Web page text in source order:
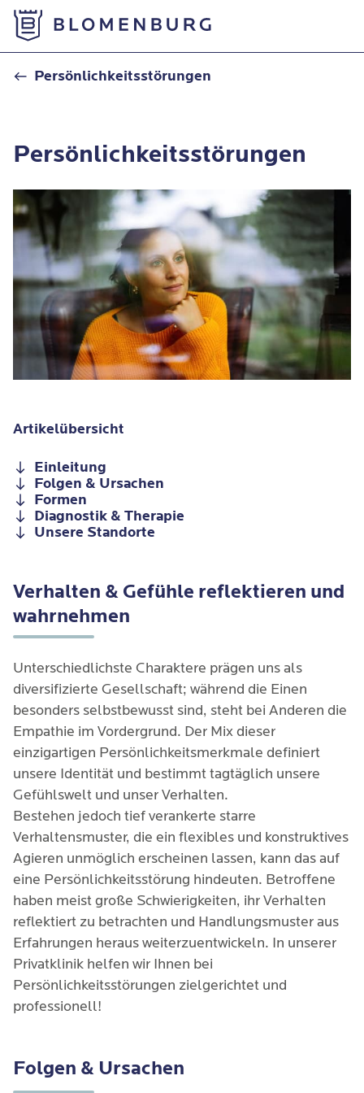
Persönlichkeitsstörungen
Persönlichkeitsstörungen
Artikelübersicht
Einleitung
Folgen & Ursachen
Formen
Diagnostik & Therapie
Unsere Standorte
Verhalten & Gefühle reflektieren und
wahrnehmen
Unterschiedlichste Charaktere prägen uns als
diversifizierte Gesellschaft; während die Einen
besonders selbstbewusst sind, steht bei Anderen die
Empathie im Vordergrund. Der Mix dieser
einzigartigen Persönlichkeitsmerkmale definiert
unsere Identität und bestimmt tagtäglich unsere
Gefühlswelt und unser Verhalten.
Bestehen jedoch tief verankerte starre
Verhaltensmuster, die ein flexibles und konstruktives
Agieren unmöglich erscheinen lassen, kann das auf
eine Persönlichkeitsstörung hindeuten. Betroffene
haben meist große Schwierigkeiten, ihr Verhalten
reflektiert zu betrachten und Handlungsmuster aus
Erfahrungen heraus weiterzuentwickeln. In unserer
Privatklinik helfen wir Ihnen bei
Persönlichkeitsstörungen zielgerichtet und
professionell!
Folgen & Ursachen